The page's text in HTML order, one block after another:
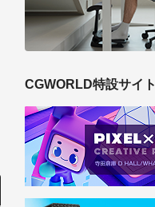
CGWORLD特設サイト